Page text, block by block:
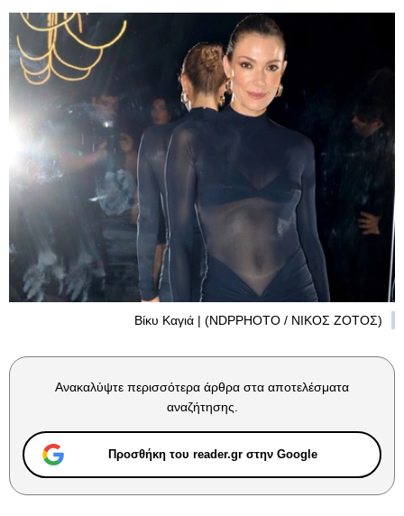
Βίκυ Καγιά | (NDPPHOTO / ΝΙΚΟΣ ΖΟΤΟΣ)
Ανακαλύψτε περισσότερα άρθρα στα αποτελέσματα
αναζήτησης.
Προσθήκη του reader.gr στην Google